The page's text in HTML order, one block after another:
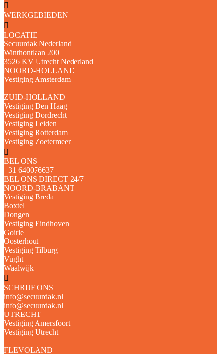
WERKGEBIEDEN
LOCATIE
Secuurdak Nederland
Winthontlaan 200
3526 KV Utrecht Nederland
NOORD-HOLLAND
Vestiging Amsterdam
ZUID-HOLLAND
Vestiging Den Haag
Vestiging Dordrecht
Vestiging Leiden
Vestiging Rotterdam
Vestiging Zoetermeer
BEL ONS
+31 640076637
BEL ONS DIRECT 24/7
NOORD-BRABANT
Vestiging Breda
Boxtel
Dongen
Vestiging Eindhoven
Goirle
Oosterhout
Vestiging Tilburg
Vught
Waalwijk
SCHRIJF ONS
info@secuurdak.nl
info@secuurdak.nl
UTRECHT
Vestiging Amersfoort
Vestiging Utrecht
FLEVOLAND